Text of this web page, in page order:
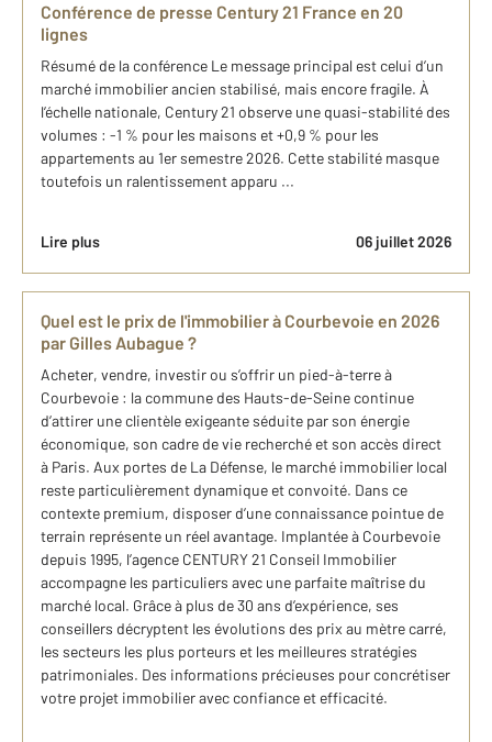
Conférence de presse Century 21 France en 20
lignes
Résumé de la conférence Le message principal est celui d’un
marché immobilier ancien stabilisé, mais encore fragile. À
l’échelle nationale, Century 21 observe une quasi-stabilité des
volumes : -1 % pour les maisons et +0,9 % pour les
appartements au 1er semestre 2026. Cette stabilité masque
toutefois un ralentissement apparu ...
Lire plus 06 juillet 2026
Quel est le prix de l'immobilier à Courbevoie en 2026
par Gilles Aubague ?
Acheter, vendre, investir ou s’offrir un pied-à-terre à
Courbevoie : la commune des Hauts-de-Seine continue
d’attirer une clientèle exigeante séduite par son énergie
économique, son cadre de vie recherché et son accès direct
à Paris. Aux portes de La Défense, le marché immobilier local
reste particulièrement dynamique et convoité. Dans ce
contexte premium, disposer d’une connaissance pointue de
terrain représente un réel avantage. Implantée à Courbevoie
depuis 1995, l’agence CENTURY 21 Conseil Immobilier
accompagne les particuliers avec une parfaite maîtrise du
marché local. Grâce à plus de 30 ans d’expérience, ses
conseillers décryptent les évolutions des prix au mètre carré,
les secteurs les plus porteurs et les meilleures stratégies
patrimoniales. Des informations précieuses pour concrétiser
votre projet immobilier avec confiance et efficacité.